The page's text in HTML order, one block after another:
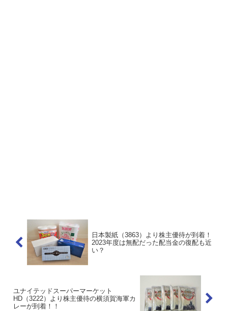
日本製紙（3863）より株主優待が到着！
2023年度は無配だった配当金の復配も近
い？
ユナイテッドスーパーマーケット
HD（3222）より株主優待の横須賀海軍カ
レーが到着！！